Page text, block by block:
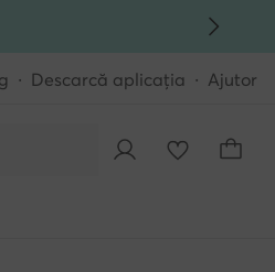
Descarcă aplicația Ajutor